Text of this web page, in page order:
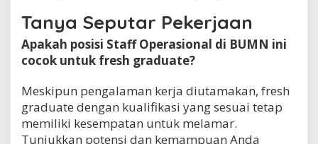
Tanya Seputar Pekerjaan
Apakah posisi Staff Operasional di BUMN ini
cocok untuk fresh graduate?
Meskipun pengalaman kerja diutamakan, fresh
graduate dengan kualifikasi yang sesuai tetap
memiliki kesempatan untuk melamar.
Tunjukkan potensi dan kemampuan Anda